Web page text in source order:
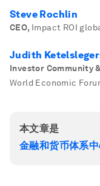
Steve Rochlin
CEO, Impact ROI
Judith
Investor Community
World Economic
本文章是
金融和货币体系